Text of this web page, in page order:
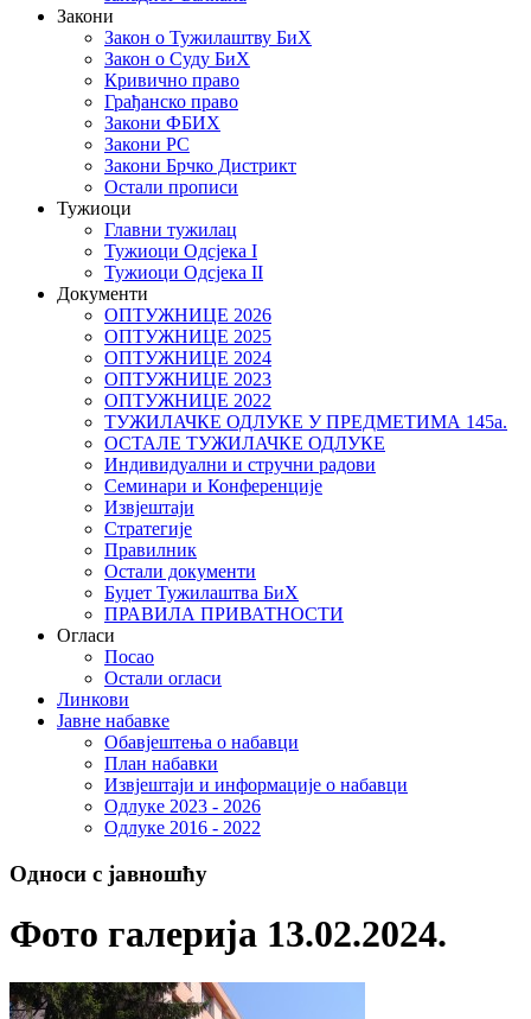
Закони
Закон о Тужилаштву БиХ
Закон о Суду БиХ
Кривично право
Грађанско право
Закони ФБИХ
Закони РС
Закони Брчко Дистрикт
Остали прописи
Тужиоци
Главни тужилац
Тужиоци Oдсјекa I
Тужиоци Oдсјекa II
Документи
ОПТУЖНИЦЕ 2026
ОПТУЖНИЦЕ 2025
ОПТУЖНИЦЕ 2024
ОПТУЖНИЦЕ 2023
ОПТУЖНИЦЕ 2022
ТУЖИЛАЧКЕ ОДЛУКЕ У ПРЕДМЕТИМА 145а.
ОСТАЛЕ ТУЖИЛАЧКЕ ОДЛУКЕ
Индивидуални и стручни радови
Семинари и Конференције
Извјештаји
Стратегије
Правилник
Остали документи
Буџет Тужилаштва БиХ
ПРАВИЛА ПРИВАТНОСТИ
Огласи
Посао
Остали огласи
Линкови
Јавне набавке
Обавјештења о набавци
План набавки
Извјештаји и информације о набавци
Одлуке 2023 - 2026
Одлуке 2016 - 2022
Односи с јавношћу
Фото галерија 13.02.2024.